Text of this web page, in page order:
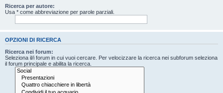
Ricerca per autore:
Usa * come abbreviazione per parole parziali.
OPZIONI DI RICERCA
Ricerca nei forum:
Seleziona il/i forum in cui vuoi cercare. Per velocizzare la ricerca nei subforum seleziona
il forum principale e abilita la ricerca.